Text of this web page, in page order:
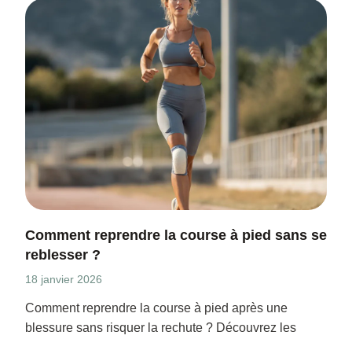
Comment reprendre la course à pied sans se
reblesser ?
18 janvier 2026
Comment reprendre la course à pied après une
blessure sans risquer la rechute ? Découvrez les